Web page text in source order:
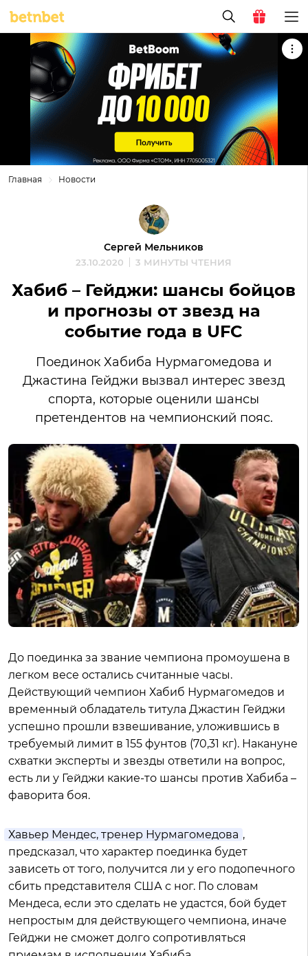
Главная Новости
Сергей Мельников
23.10.2020 3 МИНУТЫ ЧТЕНИЯ
Хабиб – Гейджи: шансы бойцов
и прогнозы от звезд на
событие года в UFC
Поединок Хабиба Нурмагомедова и
Джастина Гейджи вызвал интерес звезд
спорта, которые оценили шансы
претендентов на чемпионский пояс.
До поединка за звание чемпиона промоушена в
легком весе остались считанные часы.
Действующий чемпион Хабиб Нурмагомедов и
временный обладатель титула Джастин Гейджи
успешно прошли взвешивание, уложившись в
требуемый лимит в 155 фунтов (70,31 кг). Накануне
схватки эксперты и звезды ответили на вопрос,
есть ли у Гейджи какие-то шансы против Хабиба –
фаворита боя.
Хавьер Мендес, тренер Нурмагомедова ,
предсказал, что характер поединка будет
зависеть от того, получится ли у его подопечного
сбить представителя США с ног. По словам
Мендеса, если это сделать не удастся, бой будет
непростым для действующего чемпиона, иначе
Гейджи не сможет долго сопротивляться